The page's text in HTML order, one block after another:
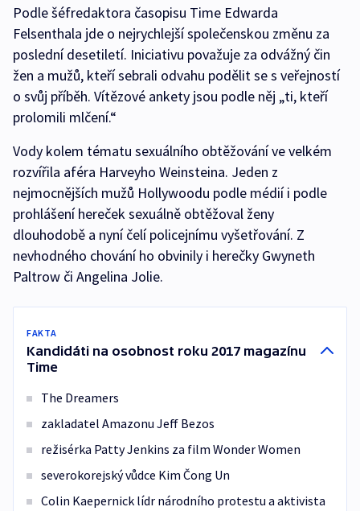
Podle šéfredaktora časopisu Time Edwarda
Felsenthala jde o nejrychlejší společenskou změnu za
poslední desetiletí. Iniciativu považuje za odvážný čin
žen a mužů, kteří sebrali odvahu podělit se s veřejností
o svůj příběh. Vítězové ankety jsou podle něj „ti, kteří
prolomili mlčení.“
Vody kolem tématu sexuálního obtěžování ve velkém
rozvířila aféra Harveyho Weinsteina. Jeden z
nejmocnějších mužů Hollywoodu podle médií i podle
prohlášení hereček sexuálně obtěžoval ženy
dlouhodobě a nyní čelí policejnímu vyšetřování. Z
nevhodného chování ho obvinily i herečky Gwyneth
Paltrow či Angelina Jolie.
FAKTA
Kandidáti na osobnost roku 2017 magazínu
Time
The Dreamers
zakladatel Amazonu Jeff Bezos
režisérka Patty Jenkins za film Wonder Women
severokorejský vůdce Kim Čong Un
Colin Kaepernick lídr národního protestu a aktivista